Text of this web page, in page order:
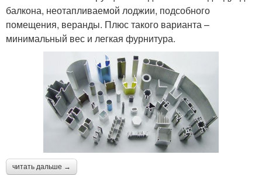
балкона, неотапливаемой лоджии, подсобного
помещения, веранды. Плюс такого варианта –
минимальный вес и легкая фурнитура.
читать дальше →